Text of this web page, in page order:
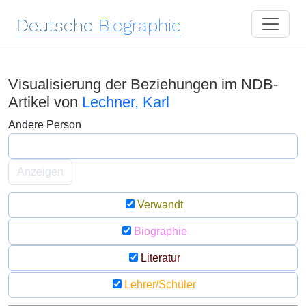
Deutsche Biographie
Visualisierung der Beziehungen im NDB-
Artikel von Lechner, Karl
Andere Person
Anzeigen
Verwandt
Biographie
Literatur
Lehrer/Schüler